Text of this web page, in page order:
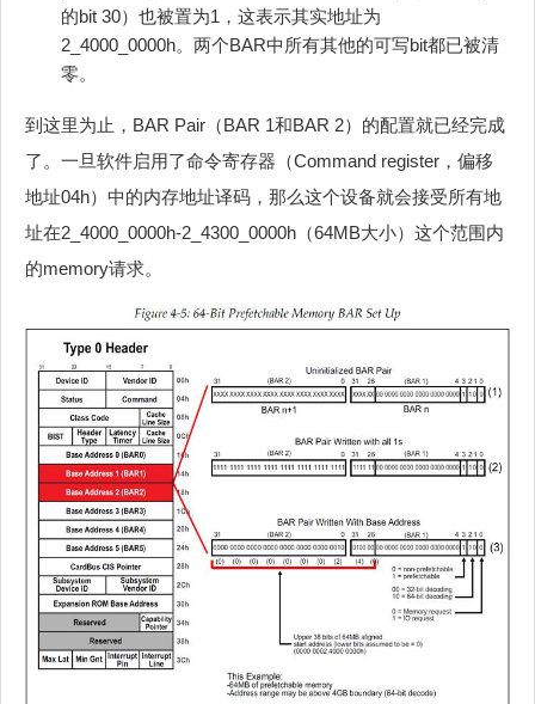
的bit 30）也被置为1，这表示其实地址为
2_4000_0000h。两个BAR中所有其他的可写bit都已被清
零。
到这里为止，BAR Pair（BAR 1和BAR 2）的配置就已经完成
了。一旦软件启用了命令寄存器（Command register，偏移
地址04h）中的内存地址译码，那么这个设备就会接受所有地
址在2_4000_0000h-2_4300_0000h（64MB大小）这个范围内
的memory请求。